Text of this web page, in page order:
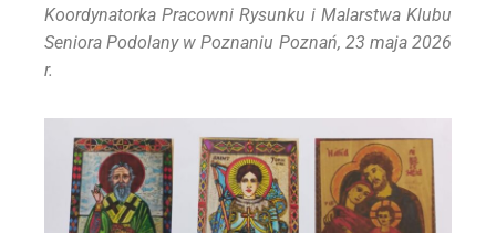
Koordynatorka Pracowni Rysunku i Malarstwa Klubu
Seniora Podolany w Poznaniu Poznań, 23 maja 2026
r.